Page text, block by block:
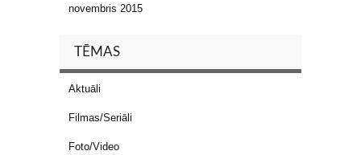
novembris 2015
TĒMAS
Aktuāli
Filmas/Seriāli
Foto/Video